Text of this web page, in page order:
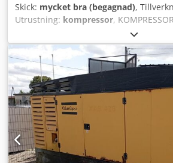
Skick: mycket bra (begagnad),
Utrustning: kompressor,
XAS88 5,2 m³ 2019 Dieselkompressor
efter full service Tekniska data: -
Crodjrdf Swjpfx Adpjf - Arbetstryck: 7
2019 - Motor: KUBOTA - Drifttimmar:
är fullt fungerande Pris exkl. moms: 58
moms: 72 324 PLN Nedan finns en
visar maskinens funktion.